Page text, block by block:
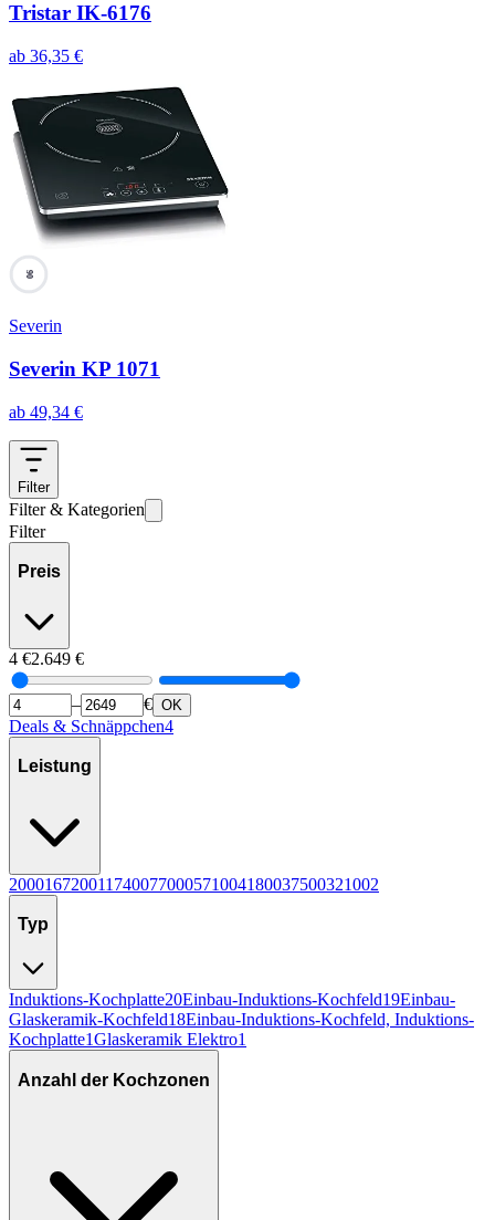
Tristar IK-6176
ab 36,35 €
90
Severin
Severin KP 1071
ab 49,34 €
Filter
Filter & Kategorien
Filter
Preis
4 €2.649 €
– € OK
Deals & Schnäppchen4
Leistung
200016720011 740077000571004180037500321002
Typ
Induktions-Kochplatte20Einbau-Induktions-Kochfeld19Einbau-
Glaskeramik-Kochfeld18Einbau-Induktions-Kochfeld, Induktions-
Kochplatte1Glaskeramik Elektro1
Anzahl der Kochzonen